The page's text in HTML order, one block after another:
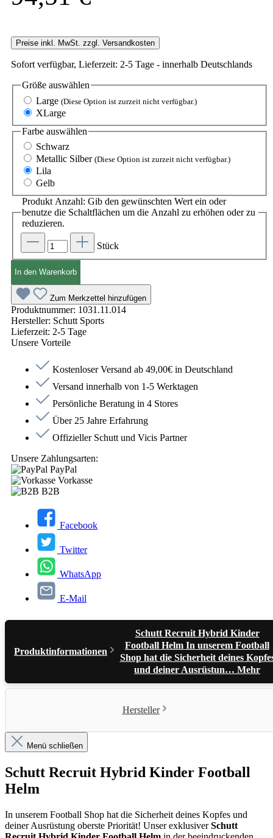
Preise inkl. MwSt. zzgl. Versandkosten
Sofort verfügbar, Lieferzeit: 2-5 Tage - innerhalb Deutschlands
Größe auswählen
Large (Diese Option ist zurzeit nicht verfügbar.)
XLarge
Farbe auswählen
Schwarz
Metallic Silber (Diese Option ist zurzeit nicht verfügbar.)
Lila
Gelb
Produkt Anzahl: Gib den gewünschten Wert ein oder
benutze die Schaltflächen um die Anzahl zu erhöhen oder zu
reduzieren.
Stück
In den Warenkorb
Zum Merkzettel hinzufügen
Produktnummer: 1031.11.014
Hersteller: Schutt Sports
Lieferzeit: 2-5 Tage
Unsere Vorteile
Kostenloser Versand ab 49,00€ in Deutschland
Versand innerhalb von 1-5 Werktagen
Persönliche Beratung in 4 Stores
Über 25 Jahre Erfahrung
Offizieller Schutt und Vicis Partner
Unsere Zahlungsarten:
PayPal
Vorkasse
B2B
Facebook
Twitter
WhatsApp
E-Mail
Produktinformationen
Schutt Recruit Hybrid Kinder
Football Helm In unserem Football
Shop hat die Sicherheit deines
und deiner Ausrüstun… Mehr
Hersteller
Menü schließen
Schutt Recruit Hybrid Kinder Football
Helm
In unserem Football Shop hat die Sicherheit deines Kopfes und
deiner Ausrüstung oberste Priorität! Unser exklusiverSchutt